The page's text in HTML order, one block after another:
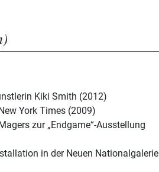
Kiki Smith (2012)
York Times (2009)
zur „Endgame“-Ausstellung
in der Neuen Nationalgalerie